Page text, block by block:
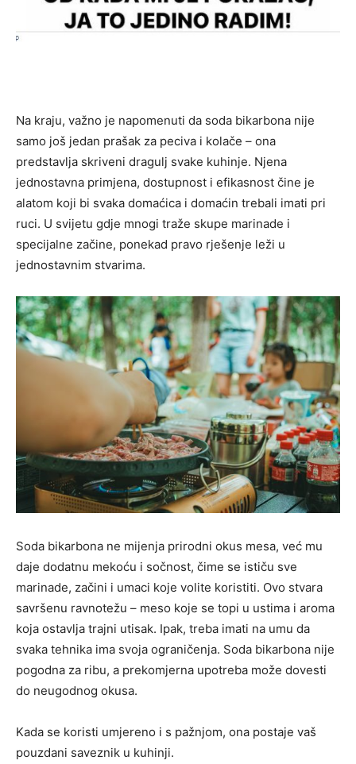
Na kraju, važno je napomenuti da soda bikarbona nije
samo još jedan prašak za peciva i kolače – ona
predstavlja skriveni dragulj svake kuhinje. Njena
jednostavna primjena, dostupnost i efikasnost čine je
alatom koji bi svaka domaćica i domaćin trebali imati pri
ruci. U svijetu gdje mnogi traže skupe marinade i
specijalne začine, ponekad pravo rješenje leži u
jednostavnim stvarima.
Soda bikarbona ne mijenja prirodni okus mesa, već mu
daje dodatnu mekoću i sočnost, čime se ističu sve
marinade, začini i umaci koje volite koristiti. Ovo stvara
savršenu ravnotežu – meso koje se topi u ustima i aroma
koja ostavlja trajni utisak. Ipak, treba imati na umu da
svaka tehnika ima svoja ograničenja. Soda bikarbona nije
pogodna za ribu, a prekomjerna upotreba može dovesti
do neugodnog okusa.
Kada se koristi umjereno i s pažnjom, ona postaje vaš
pouzdani saveznik u kuhinji.